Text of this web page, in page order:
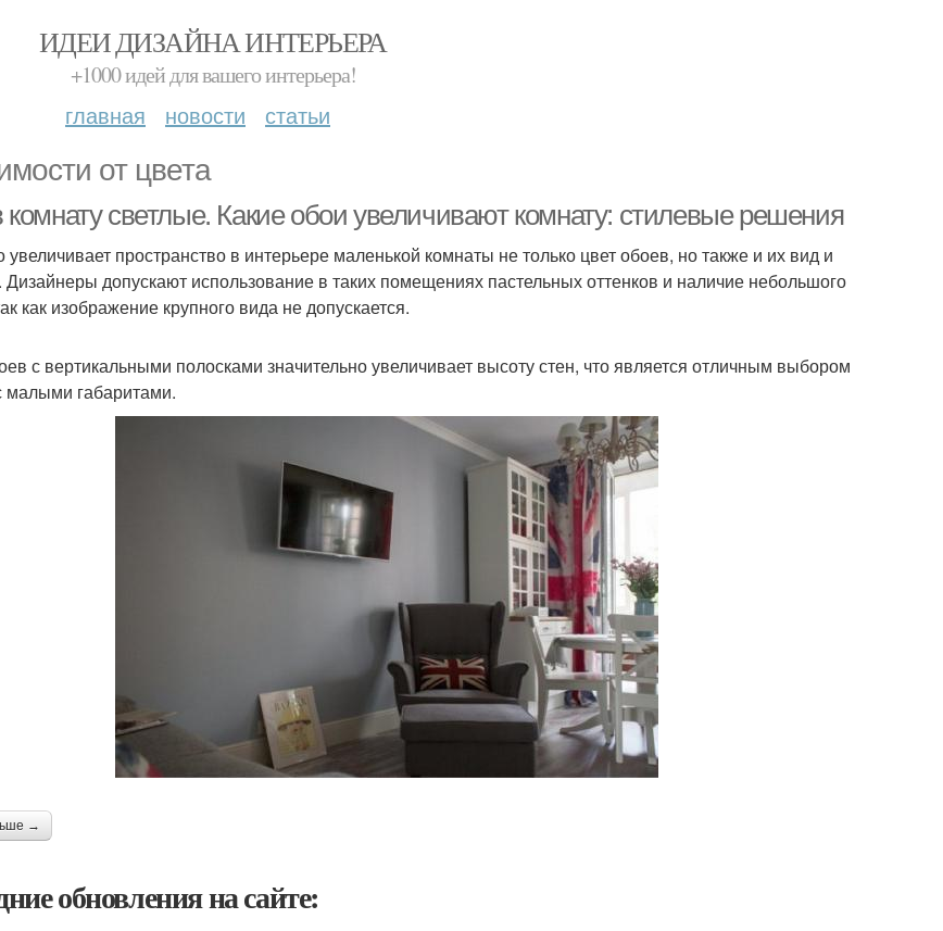
ИДЕИ ДИЗАЙНА ИНТЕРЬЕРА
+1000 идей для вашего интерьера!
главная новости статьи
от цвета
светлые. Какие обои увеличивают комнату: стилевые решения
увеличивает пространство в интерьере маленькой комнаты не только цвет обоев, но также и их вид и
допускают использование в таких помещениях пастельных оттенков и наличие небольшого
как изображение крупного вида не допускается.
с вертикальными полосками значительно увеличивает высоту стен, что является отличным выбором
малыми габаритами.
→
обновления на сайте: